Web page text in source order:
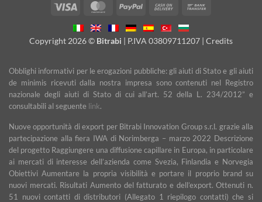
Visa MasterCardPayPal
Cash
Delivery
Copyright 2026 © Bitrabi | P.IVA 03809711207 | Credits
Obblighi informativi per le erogazioni pubbliche: gli aiuti di Stato e gli aiuti
de minimis ricevuti dalla nostra impresa sono contenuti nel Registro
nazionale degli aiuti di Stato di cui all’art. 52 della L. 234/2012” e
consultabili al seguente link.
Nuove opportunità di export per Bitrabi Innovation Group s.r.l. grazie alla
partecipazione alla fiera IWA di Norimberga – marzo 2022 Descrizione
del progetto Raggiungere una diffusione capillare in Europa, in particolare
ai mercati di interesse dell’azienda come Svezia, Finlandia e Norvegia
Obiettivi Aumentare la propria visibilità e portare il proprio brand su
nuovi mercati. Risultati Aumento del fatturato e dell’export. Ottenuti n.
51 nuovi contatti di distributori (Allegato 1 riepilogo contatti) che si